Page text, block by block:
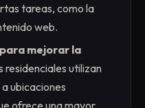
tareas, como la
web.
mejorar la
residenciales utilizan
ubicaciones